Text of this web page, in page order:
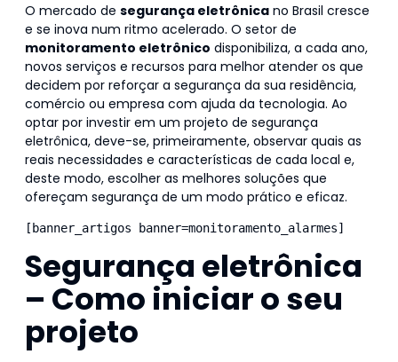
O mercado de segurança eletrônica no Brasil cresce
e se inova num ritmo acelerado. O setor de
monitoramento eletrônico disponibiliza, a cada ano,
novos serviços e recursos para melhor atender os que
decidem por reforçar a segurança da sua residência,
comércio ou empresa com ajuda da tecnologia. Ao
optar por investir em um projeto de segurança
eletrônica, deve-se, primeiramente, observar quais as
reais necessidades e características de cada local e,
deste modo, escolher as melhores soluções que
ofereçam segurança de um modo prático e eficaz.
[banner_artigos banner=monitoramento_alarmes]
Segurança eletrônica
– Como iniciar o seu
projeto